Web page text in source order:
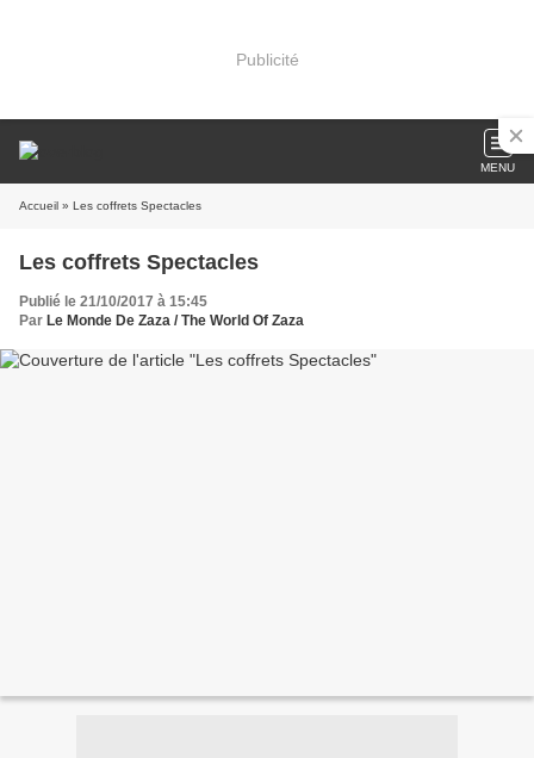
Publicité
MENU
Accueil » Les coffrets Spectacles
Les coffrets Spectacles
Publié le 21/10/2017 à 15:45
Par Le Monde De Zaza / The World Of Zaza